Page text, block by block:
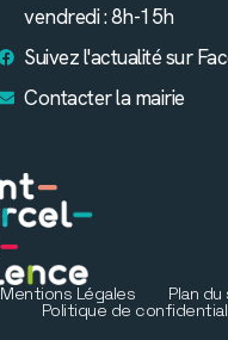
Mentions Légales Plan
Politique de
vendredi : 8h-15h
Suivez l'actualité sur
Contacter la mairie